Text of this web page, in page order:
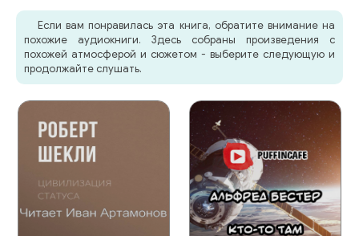
Если вам понравилась эта книга, обратите внимание на
похожие аудиокниги. Здесь собраны произведения с
похожей атмосферой и сюжетом - выберите следующую и
продолжайте слушать.